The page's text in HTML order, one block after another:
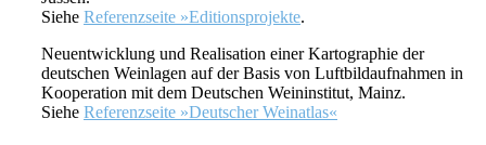
Siehe Referenzseite »Editionsprojekte.
Neuentwicklung und Realisation einer Kartographie der
deutschen Weinlagen auf der Basis von Luftbildaufnahmen in
Kooperation mit dem Deutschen Weininstitut, Mainz.
Siehe Referenzseite »Deutscher Weinatlas«